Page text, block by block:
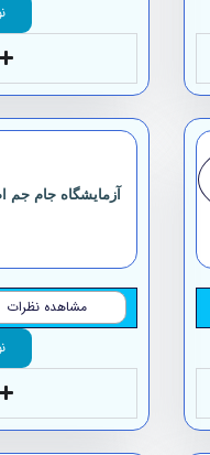
آزمایشگاه جام جم
مشاهده نظرات